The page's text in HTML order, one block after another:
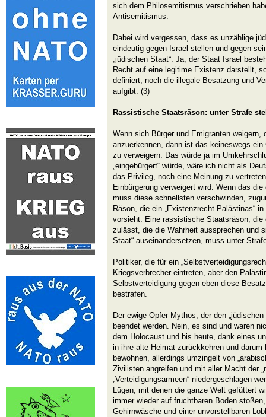
sich dem Philosemitismus verschrieben
Antisemitismus.
Dabei wird vergessen, dass es unzählige
eindeutig gegen Israel stellen und gegen
„jüdischen Staat“. Ja, der Staat Israel
Recht auf eine legitime Existenz darstellt,
definiert, noch die illegale Besatzung und
aufgibt. (3)
Rassistische Staatsräson: unter Strafe
Wenn sich Bürger und Emigranten weigern,
anzuerkennen, dann ist das keineswegs ein
zu verweigern. Das würde ja im
„eingebürgert“ würde, wäre ich nicht als
das Privileg, noch eine Meinung zu
Einbürgerung verweigert wird. Wenn das
muss diese schnellsten verschwinden,
Räson, die ein „Existenzrecht Palästinas“
vorsieht. Eine rassistische Staatsräson, die
zulässt, die die Wahrheit aussprechen und
Staat“ auseinandersetzen, muss unter
Politiker, die für ein
Kriegsverbrecher eintreten, aber den
Selbstverteidigung gegen eben diese
bestrafen.
Der ewige Opfer-Mythos, der den
beendet werden. Nein, es sind und waren
dem Holocaust und bis heute, dank eines
in ihre alte Heimat zurückkehren und darum
bewohnen, allerdings umzingelt von
Zivilisten angreifen und mit aller Macht der
„Verteidigungsarmeen“ niedergeschlagen
Lügen, mit denen die ganze Welt gefüttert
immer wieder auf fruchtbaren Boden
Gehirnwäsche und einer unvorstellbaren